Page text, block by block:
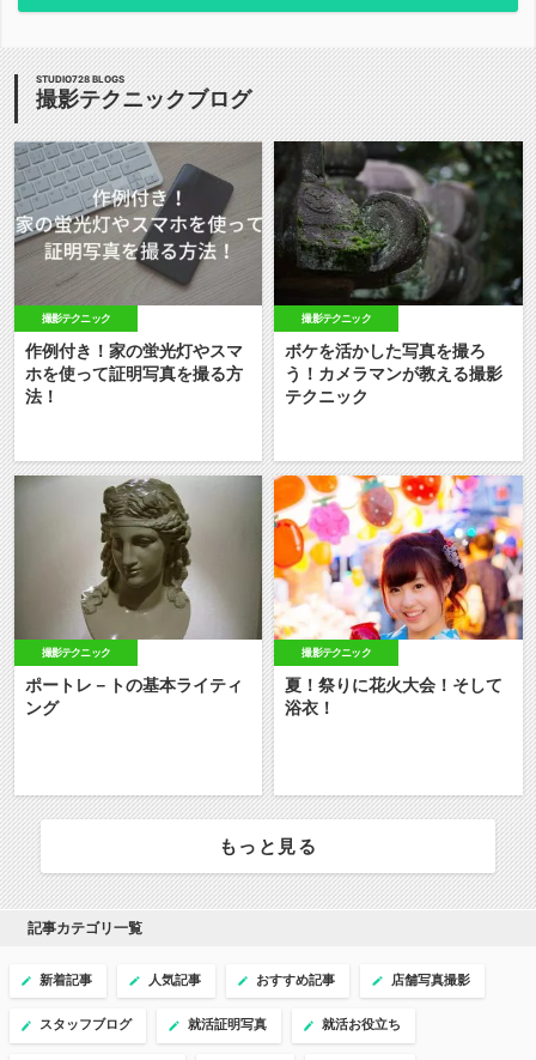
STUDIO728 BLOGS
撮影テクニックブログ
撮影テクニック
作例付き！家の蛍光灯やスマ
ホを使って証明写真を撮る方
法！
撮影テクニック
ボケを活かした写真を撮ろ
う！カメラマンが教える撮影
テクニック
撮影テクニック
ポートレ－トの基本ライティ
ング
撮影テクニック
夏！祭りに花火大会！そして
浴衣！
もっと見る
記事カテゴリ一覧
新着記事 人気記事 おすすめ記事 店舗写真撮影
スタッフブログ 就活証明写真 就活お役立ち